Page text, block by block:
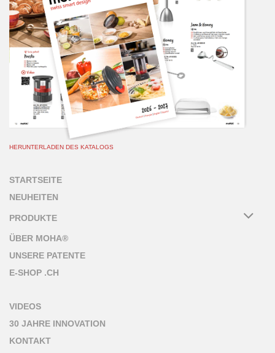
HERUNTERLADEN DES KATALOGS
STARTSEITE
NEUHEITEN
PRODUKTE
ÜBER MOHA®
UNSERE PATENTE
E-SHOP .CH
VIDEOS
30 JAHRE INNOVATION
KONTAKT